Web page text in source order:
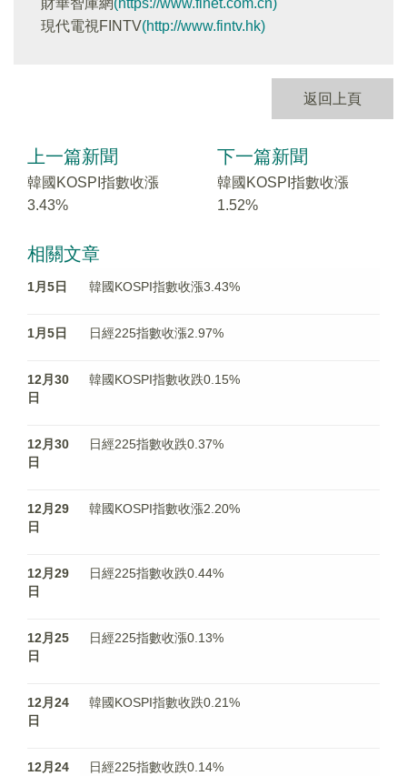
財華智庫網(https://www.finet.com.cn)
現代電視FINTV(http://www.fintv.hk)
返回上頁
上一篇新聞
韓國KOSPI指數收漲
3.43%
下一篇新聞
韓國KOSPI指數收漲
1.52%
相關文章
1月5日 韓國KOSPI指數收漲3.43%
1月5日 日經225指數收漲2.97%
12月30
日
韓國KOSPI指數收跌0.15%
12月30
日
日經225指數收跌0.37%
12月29
日
韓國KOSPI指數收漲2.20%
12月29
日
日經225指數收跌0.44%
12月25
日
日經225指數收漲0.13%
12月24
日
韓國KOSPI指數收跌0.21%
12月24
日經225指數收跌0.14%